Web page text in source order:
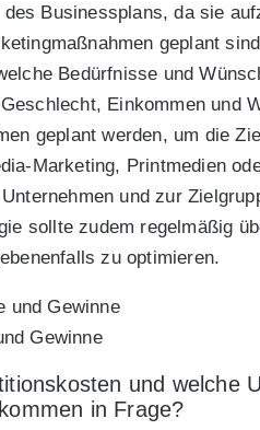
Businessplans, da sie
geplant
Bedürfnisse und
Einkommen und
geplant werden, um die
Marketing, Printmedien
und zur
sollte zudem regelmäßig
zu optimieren.
Gewinne
und welche
in Frage?